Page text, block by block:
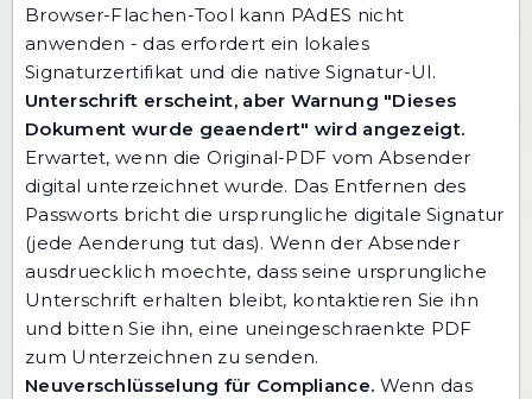
Browser-Flachen-Tool kann PAdES nicht
anwenden - das erfordert ein lokales
Signaturzertifikat und die native Signatur-UI.
Unterschrift erscheint, aber Warnung "Dieses
Dokument wurde geaendert" wird angezeigt.
Erwartet, wenn die Original-PDF vom Absender
digital unterzeichnet wurde. Das Entfernen des
Passworts bricht die ursprungliche digitale Signatur
(jede Aenderung tut das). Wenn der Absender
ausdruecklich moechte, dass seine ursprungliche
Unterschrift erhalten bleibt, kontaktieren Sie ihn
und bitten Sie ihn, eine uneingeschraenkte PDF
zum Unterzeichnen zu senden.
Neuverschlüsselung für Compliance. Wenn das